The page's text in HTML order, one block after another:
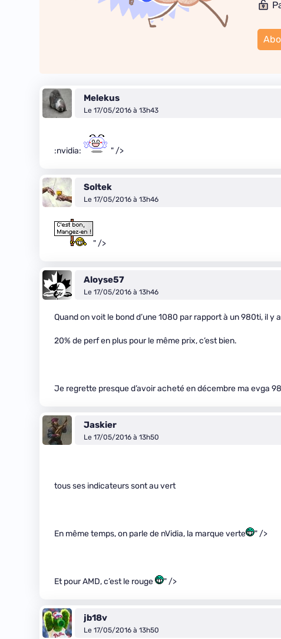
Melekus
Le 17/05/2016 à 13h43
:nvidia: " />
Soltek
Le 17/05/2016 à 13h46
" />
Aloyse57
Le 17/05/2016 à 13h46
Quand on voit le bond d’une 1080 par rapport à un 980ti, il y
20% de perf en plus pour le même prix, c’est bien.
Je regrette presque d’avoir acheté en décembre ma evga
Jaskier
Le 17/05/2016 à 13h50
tous ses indicateurs sont au vert
En même temps, on parle de nVidia, la marque verte " />
Et pour AMD, c’est le rouge " />
jb18v
Le 17/05/2016 à 13h50